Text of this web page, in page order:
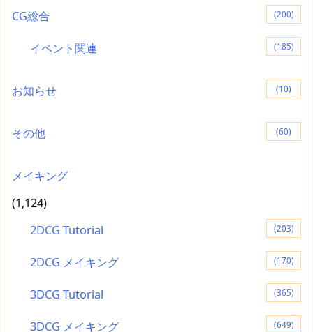
CG総合 (200)
イベント関連 (185)
お知らせ (10)
その他 (60)
メイキング
(1,124)
2DCG Tutorial
(203)
2DCG メイキング (170)
3DCG Tutorial (365)
3DCG メイキング (649)